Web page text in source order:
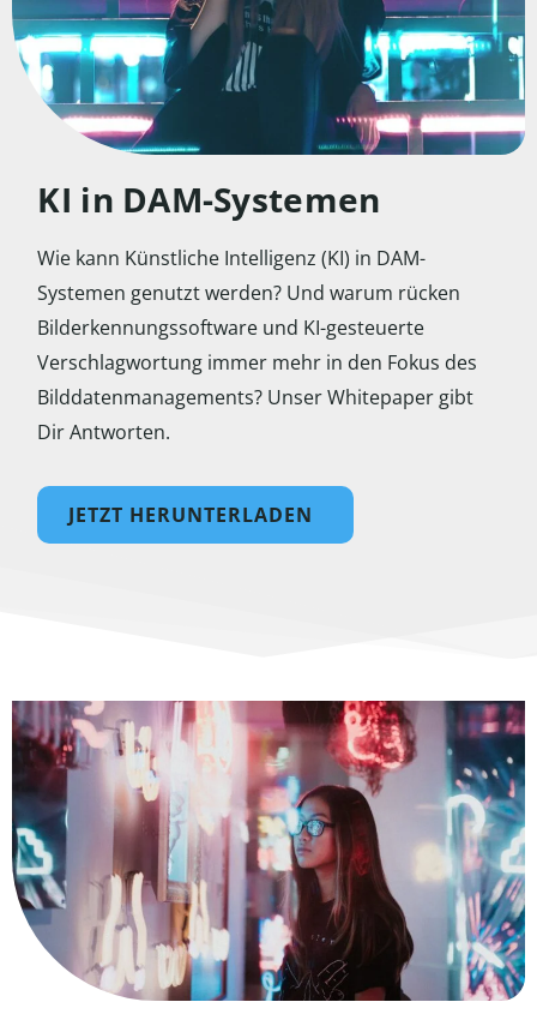
KI in DAM-Systemen
Wie kann Künstliche Intelligenz (KI) in DAM-
Systemen genutzt werden? Und warum rücken
Bilderkennungssoftware und KI-gesteuerte
Verschlagwortung immer mehr in den Fokus des
Bilddatenmanagements? Unser Whitepaper gibt
Dir Antworten.
JETZT HERUNTERLADEN